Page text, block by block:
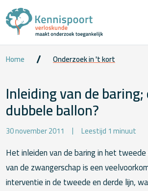
Home Onderzoek in 't kort
Inleiding van de
dubbele ballon?
30 november 2011 Leestijd 1 minuut
Het inleiden van de baring in het
van de zwangerschap is een
interventie in de tweede en derde lijn,